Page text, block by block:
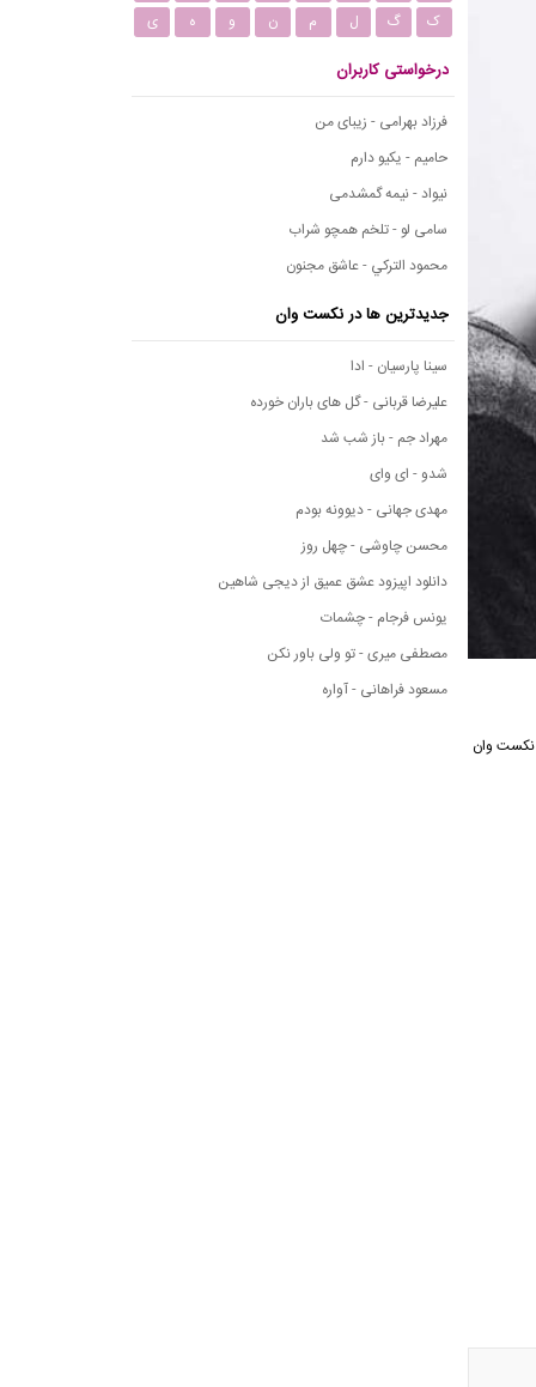
نکست وان
ک
گ ل م ن و ه ی
درخواستی کاربران
فرزاد بهرامی - زیبای من
حامیم - یکیو دارم
نیواد - نیمه گمشدمی
سامی لو - تلخم همچو شراب
محمود التركي - عاشق مجنون
جدیدترین ها در نکست وان
سینا پارسیان - ادا
علیرضا قربانی - گل های باران خورده
مهراد جم - باز شب شد
شدو - ای وای
مهدی جهانی - دیوونه بودم
محسن چاوشی - چهل روز
دانلود اپیزود عشق عمیق از دیجی شاهین
یونس فرجام - چشمات
مصطفی میری - تو ولی باور نکن
مسعود فراهانی - آواره